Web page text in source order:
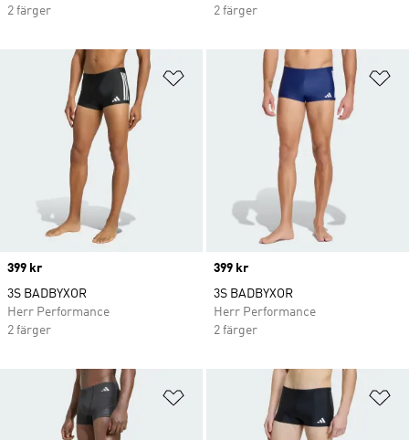
2 färger
2 färger
Lägg till på önskelistan
Price
399 kr
3S BADBYXOR
Herr Performance
2 färger
Price
399 kr
3S BADBYXOR
Herr Performance
2 färger
Lägg till på önskelistan